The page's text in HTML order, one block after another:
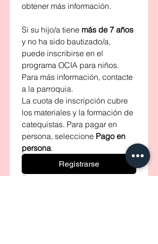
obtener más información.
Si su hijo/a tiene más de 7 años
y no ha sido bautizado/a,
puede inscribirse en el
programa OCIA para niños.
Para más información, contacte
a la parroquia.
La cuota de inscripción cubre
los materiales y la formación de
catequistas. Para pagar en
persona, seleccione Pago en
persona.
Registrarse
Cuota de inscripción
*